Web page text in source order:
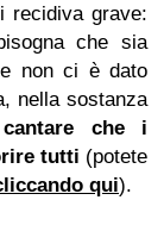
recidiva grave:
che sia
non ci è dato
nella sostanza
che i
tutti (potete
qui).